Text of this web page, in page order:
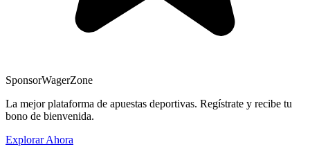
SponsorWagerZone
La mejor plataforma de apuestas deportivas. Regístrate y recibe tu
bono de bienvenida.
Explorar Ahora